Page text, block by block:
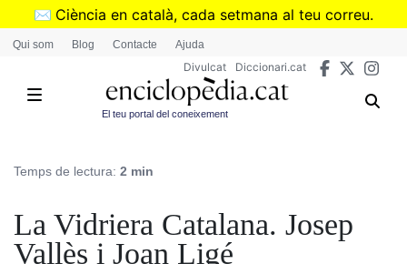
Vés
✉️ Ciència en català, cada setmana al teu correu.
➜Subscriu-te al butlletí de Divulcat
Qui som Blog Contacte Ajuda
Divulcat Diccionari.cat
El teu portal del coneixement
Temps de lectura: 2 min
La Vidriera Catalana. Josep
Vallès i Joan Ligé